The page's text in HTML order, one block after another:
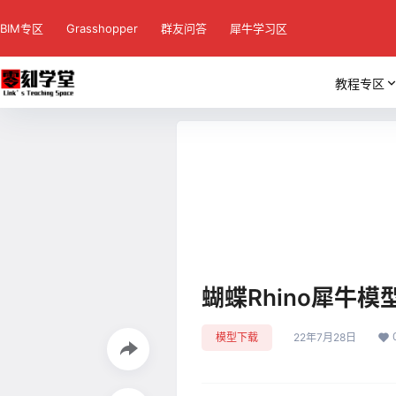
BIM专区 Grasshopper 群友问答 犀牛学习区
教程专区
蝴蝶Rhino犀牛模
模型下载 22年7月28日